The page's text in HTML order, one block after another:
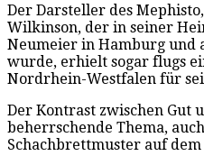
Der Darsteller des
Wilkinson, der in seiner
Neumeier in Hamburg und
wurde, erhielt sogar flugs
Nordrhein-Westfalen für
Der Kontrast zwischen Gut
beherrschende Thema,
Schachbrettmuster auf